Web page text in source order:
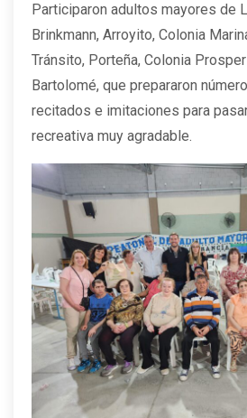
Participaron adultos mayores de
Brinkmann, Arroyito, Colonia
Tránsito, Porteña, Colonia
Bartolomé, que prepararon
recitados e imitaciones para
recreativa muy agradable.